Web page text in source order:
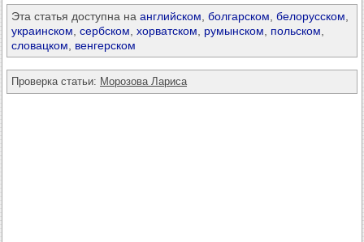
Эта статья доступна на английском болгарском белорусском
украинском сербском хорватском румынском польском
словацком
венгерском
Проверка статьи: Морозова Лариса